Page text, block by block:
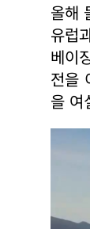
올해
유럽
베이
전을
을 여